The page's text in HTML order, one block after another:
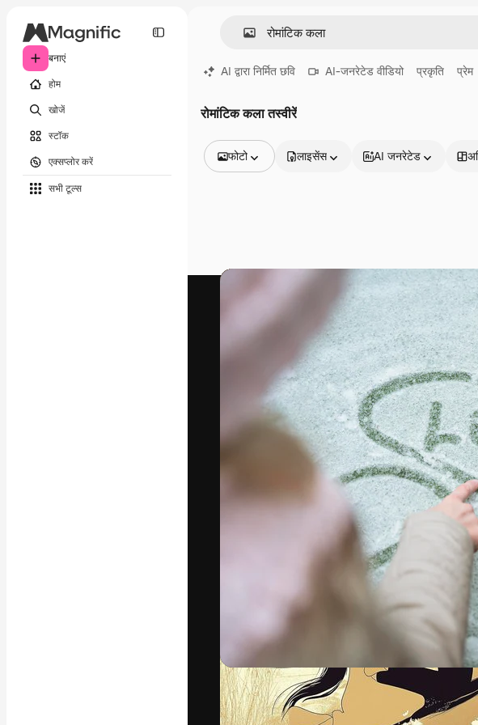
बनाएं
होम
खोजें
स्टॉक
एक्सप्लोर करें
सभी टूल्‍स
AI द्वारा निर्मित छवि AI-जनरेटेड वीडियो प्रकृति प्रेम
रोमांटिक कला तस्वीरें
फोटो
वीडियो
वीडियो टेम्पलेट्स
3D मॉडल
फ़ॉन्ट
लाइसेंस AI जनरेटेड
अपने बेहतरीन काम को बनाने के लिए क्रिएटिव
क्रिएटिव, एंटरप्राइजेज, एजेंसियों और स्टूडियो में 1
मिलियन से ज़्यादा सब्सक्राइबर।
हिन्दी
Freepik Company